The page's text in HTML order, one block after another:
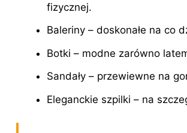
fizycznej.
Baleriny – doskonałe na co
Botki – modne zarówno
Sandały – przewiewne na
Eleganckie szpilki – na